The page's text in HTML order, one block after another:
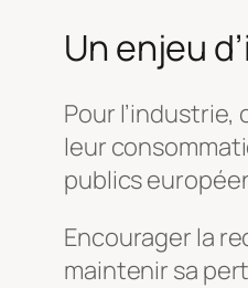
Un enjeu
Pour
leur
publics
Encourager la
maintenir sa